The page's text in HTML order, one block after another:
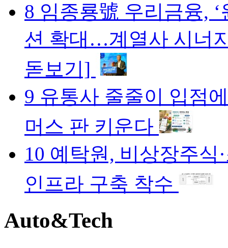
8 임종룡號 우리금융,
션 확대…계열사 시너
돋보기]
9 유통사 줄줄이 입점
머스 판 키운다
10 예탁원, 비상장주식
인프라 구축 착수
Auto&Tech